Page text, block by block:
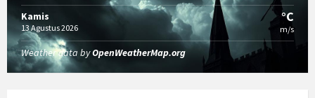
Kamis
13 Agustus 2026
°C
m/s
Weather data byOpenWeatherMap.org